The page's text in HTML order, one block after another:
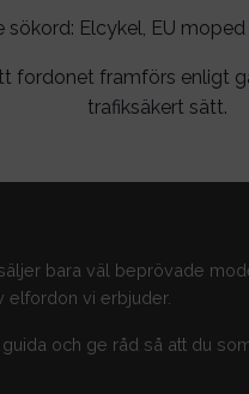
Elcykel, EU moped
fordonet framförs enligt
trafiksäkert sätt.
bara väl beprövade
elfordon vi erbjuder.
och ge råd så att du